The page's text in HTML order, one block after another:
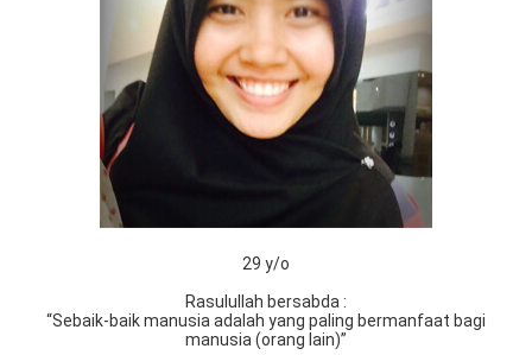
29 y/o
Rasulullah bersabda :
“Sebaik-baik manusia adalah yang paling bermanfaat bagi
manusia (orang lain)”